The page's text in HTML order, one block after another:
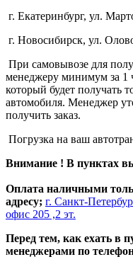
г. Екатеринбург, ул.
г. Новосибирск, ул.
При самовывозе для
менеджеру минимум за 1
который будет получать
автомобиля. Менеджер
получить заказ.
Погрузка на ваш
Внимание ! В пунктах
Оплата наличными
адресу; г. Санкт-
офис 205 ,2 эт.
Перед тем, как ехать в
менеджерами по